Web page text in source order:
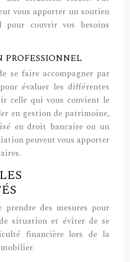
vous apporter un soutien
pour couvrir vos besoins
PROFESSIONNEL
se faire accompagner par
évaluer les différentes
celle qui vous convient le
en gestion de patrimoine,
en droit bancaire ou un
peuvent vous apporter
des mesures pour
situation et éviter de se
financière lors de la